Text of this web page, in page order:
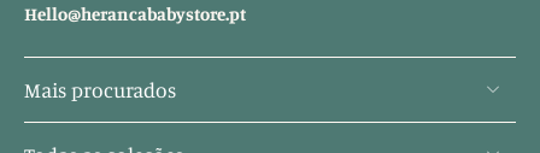
Hello@herancababystore.pt
Mais procurados